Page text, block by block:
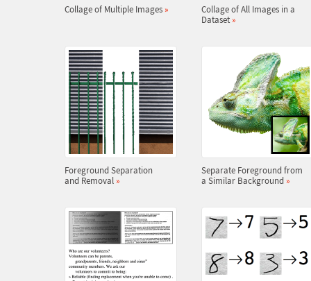
Collage of Multiple Images »
Collage of All Images in a
Dataset »
Foreground Separation
and Removal »
Separate Foreground from
a Similar Background »